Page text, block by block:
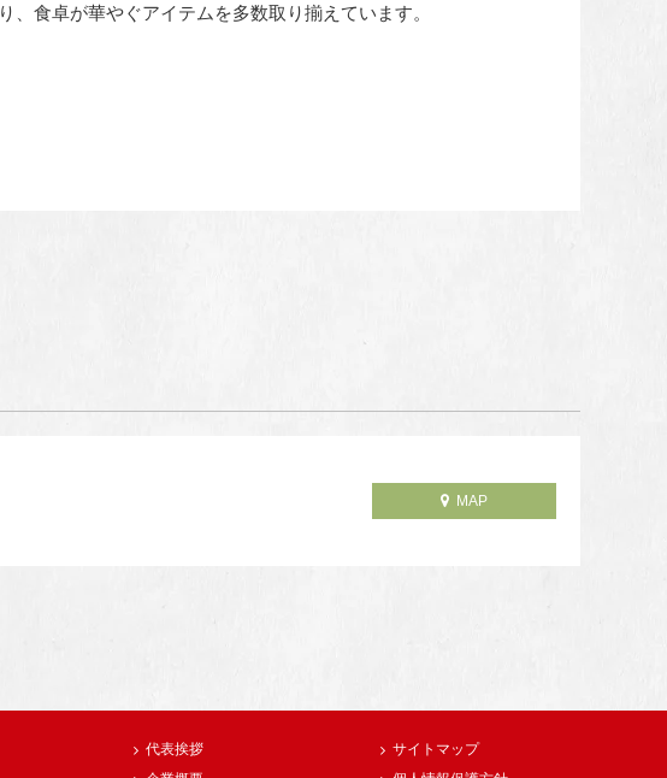
り、食卓が華やぐアイテムを多数取り揃えています。
MAP
代表挨拶
サイトマップ